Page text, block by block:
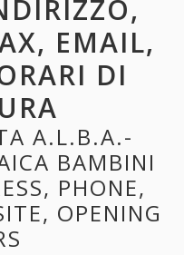
EMAIL,
DI
A.L.B.A.-
BAMBINI
PHONE,
OPENING